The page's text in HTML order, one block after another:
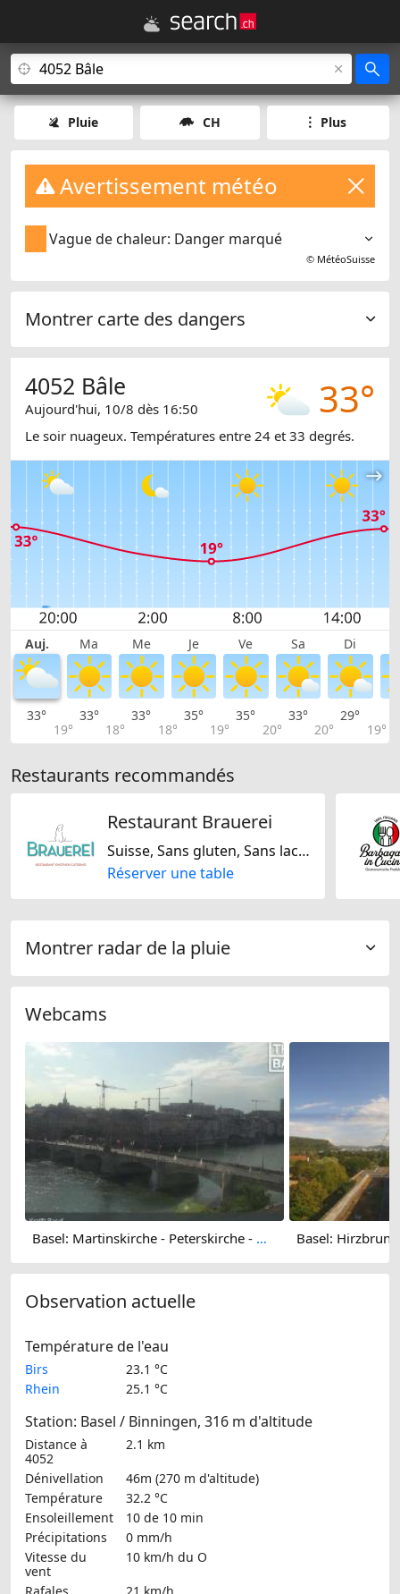
Pluie CH Plus
Avertissement météo
Vague de chaleur: Danger marqué
© MétéoSuisse
Montrer carte des dangers
33°
4052 Bâle
Aujourd'hui, 10/8 dès 16:50
Le soir nuageux. Températures entre 24 et 33 degrés.
Auj. Ma Me Je Ve Sa Di
33°
19°
33°
18°
33°
18°
35°
19°
35°
20°
33°
20°
29°
19°
Restaurants recommandés
Restaurant Brauerei
Suisse, Sans gluten, Sans lactose, Sans noix, Sans soja
Réserver une table
Montrer radar de la pluie
Webcams
Basel: Martinskirche - Peterskirche - Middle Bridge, Basel - Basel Minster - Pfalz - Universität Basel - Spalentor - Rhine Promenade - Wettsteinbrücke
Observation actuelle
Température de l'eau
Birs
23.1 °C
Rhein
25.1 °C
Station: Basel / Binningen, 316 m d'altitude
Distance à
4052
2.1 km
Dénivellation
46m (270 m d'altitude)
Température
32.2 °C
Ensoleillement
10 de 10 min
Précipitations
0 mm/h
Vitesse du
vent
10 km/h du O